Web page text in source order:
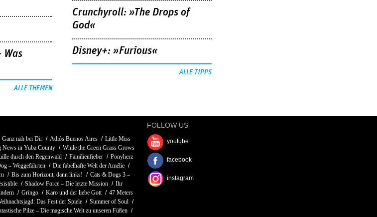
Was
ALLE THEMEN
Crunchyroll: »The Drops of
God«
Disney+: »Furious«
ALLE TIPPS
Ganz nah bei Dir Adiós Buenos Aires
Little Miss
News in Yuba County
While the Green Grass Grows
durch den Regenwald
Familienfieber
Ponyherz
– Weggefährten
Die fabelhafte Welt der Amélie
Bis zum Horizont, dann links!
Cats & Dogs 3 –
Shadow Force – Die letzte Mission
Ihr
Gringo Karo und der liebe Gott
47 Meters
Das Fest der Spiele
Summer of Soul
Pilze – Die magische Welt zu unseren Füßen
FOLLOW US
youtube
facebook
instagram